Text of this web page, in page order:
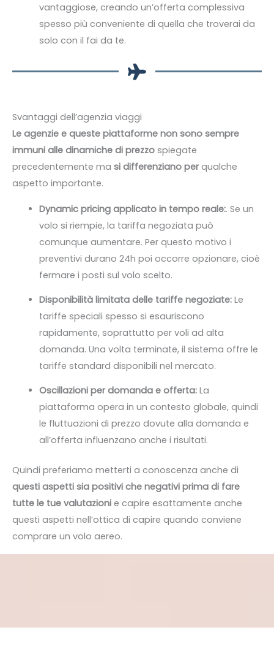
vantaggiose, creando un’offerta complessiva
spesso più conveniente di quella che troverai da
solo con il fai da te.
Svantaggi dell’agenzia viaggi
Le agenzie e queste piattaforme non sono sempre
immuni alle dinamiche di prezzo spiegate
precedentemente ma si differenziano perqualche
aspetto importante.
Dynamic pricing applicato in tempo reale:. Se un
volo si riempie, la tariffa negoziata può
comunque aumentare. Per questo motivo i
preventivi durano 24h poi occorre opzionare, cioè
fermare i posti sul volo scelto.
Disponibilità limitata delle tariffe negoziate:Le
tariffe speciali spesso si esauriscono
rapidamente, soprattutto per voli ad alta
domanda. Una volta terminate, il sistema offre le
tariffe standard disponibili nel mercato.
Oscillazioni per domanda e offerta:La
piattaforma opera in un contesto globale, quindi
le fluttuazioni di prezzo dovute alla domanda e
all’offerta influenzano anche i risultati.
Quindi preferiamo metterti a conoscenza anche di
questi aspetti sia positivi che negativi prima di fare
tutte le tue valutazioni e capire esattamente anche
questi aspetti nell’ottica di capire quando conviene
comprare un volo aereo.